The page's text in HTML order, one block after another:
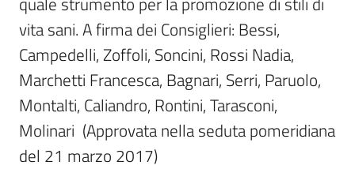
vita sani. A firma dei Consiglieri: Bessi,
Campedelli, Zoffoli, Soncini, Rossi Nadia,
Marchetti Francesca, Bagnari, Serri, Paruolo,
Montalti, Caliandro, Rontini, Tarasconi,
Molinari  (Approvata nella seduta pomeridiana
del 21 marzo 2017)